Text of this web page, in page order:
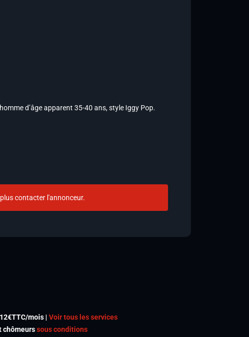
homme d’âge apparent 35-40 ans, style Iggy Pop.
contacter l'annonceur.
mois | Voir tous les services
chômeurssous conditions